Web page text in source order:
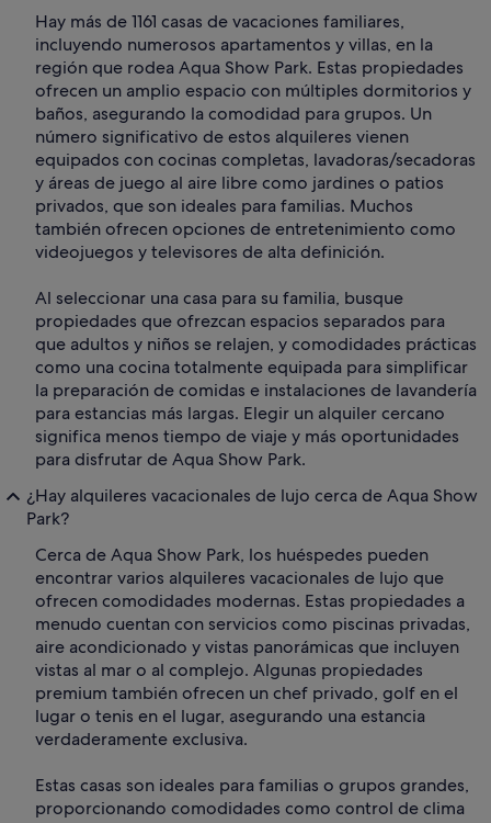
Hay más de 1161 casas de vacaciones familiares,
incluyendo numerosos apartamentos y villas, en la
región que rodea Aqua Show Park. Estas propiedades
ofrecen un amplio espacio con múltiples dormitorios y
baños, asegurando la comodidad para grupos. Un
número significativo de estos alquileres vienen
equipados con cocinas completas, lavadoras/secadoras
y áreas de juego al aire libre como jardines o patios
privados, que son ideales para familias. Muchos
también ofrecen opciones de entretenimiento como
videojuegos y televisores de alta definición.
Al seleccionar una casa para su familia, busque
propiedades que ofrezcan espacios separados para
que adultos y niños se relajen, y comodidades prácticas
como una cocina totalmente equipada para simplificar
la preparación de comidas e instalaciones de lavandería
para estancias más largas. Elegir un alquiler cercano
significa menos tiempo de viaje y más oportunidades
para disfrutar de Aqua Show Park.
¿Hay alquileres vacacionales de lujo cerca de Aqua Show
Park?
Cerca de Aqua Show Park, los huéspedes pueden
encontrar varios alquileres vacacionales de lujo que
ofrecen comodidades modernas. Estas propiedades a
menudo cuentan con servicios como piscinas privadas,
aire acondicionado y vistas panorámicas que incluyen
vistas al mar o al complejo. Algunas propiedades
premium también ofrecen un chef privado, golf en el
lugar o tenis en el lugar, asegurando una estancia
verdaderamente exclusiva.
Estas casas son ideales para familias o grupos grandes,
proporcionando comodidades como control de clima